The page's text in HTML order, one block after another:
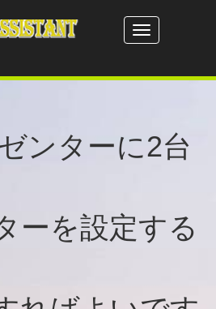
Toggle
navigation
ンターに2台
ーを設定する